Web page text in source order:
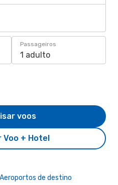
Passageiros
1 adulto
Voo + Hotel
voos
Aeroportos de destino